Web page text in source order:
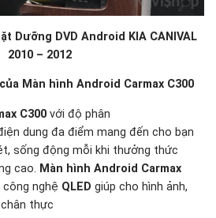
Dưỡng DVD Android KIA CANIVAL
2010 – 2012
Màn hình Android Carmax C300
C300 với độ phân
dung đa điểm mang đến cho bạn
sống động mỗi khi thưởng thức
cao. Màn hình Android Carmax
nghệ QLED giúp cho hình ảnh,
thực